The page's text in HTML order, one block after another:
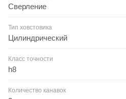
Сверление
Тип ховстовика
Цилиндрический
Класс точности
h8
Количество канавок